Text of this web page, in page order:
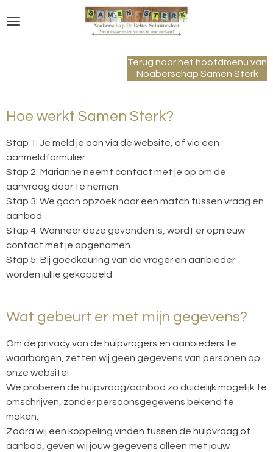
direct
Terug naar het hoofdmenu van
Noaberschap Samen Sterk
Hoe werkt Samen Sterk?
Stap 1: Je meld je aan via de website, of via een
aanmeldformulier
Stap 2: Marianne neemt contact met je op om de
aanvraag door te nemen
Stap 3: We gaan opzoek naar een match tussen vraag en
aanbod
Stap 4: Wanneer deze gevonden is, wordt er opnieuw
contact met je opgenomen
Stap 5: Bij goedkeuring van de vrager en aanbieder
worden jullie gekoppeld
Wat gebeurt er met mijn gegevens?
Om de privacy van de hulpvragers en aanbieders te
waarborgen, zetten wij geen gegevens van personen op
onze website!
We proberen de hulpvraag/aanbod zo duidelijk mogelijk te
omschrijven, zonder persoonsgegevens bekend te
maken.
Zodra wij een koppeling vinden tussen de hulpvraag of
aanbod, geven wij jouw gegevens alleen met jouw